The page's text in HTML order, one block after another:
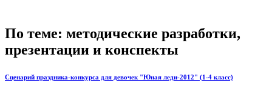
По теме: методические разработки,
презентации и конспекты
Сценарий праздника-конкурса для девочек "Юная леди-2012" (1-4 класс)